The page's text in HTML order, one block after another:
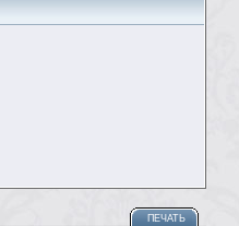
ПЕЧАТЬ